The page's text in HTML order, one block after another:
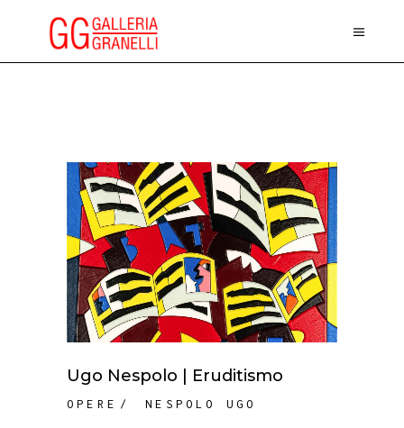
Ugo Nespolo | Eruditismo
OPERE NESPOLO UGO